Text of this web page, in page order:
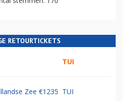
RETOURTICKETS
TUI
Zee €1235 TUI